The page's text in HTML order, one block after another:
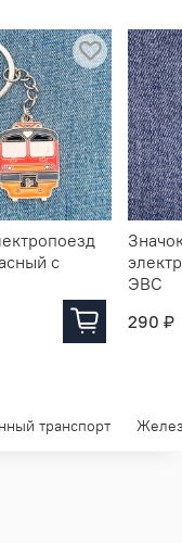
с
ЭВС
290 ₽
транспорт